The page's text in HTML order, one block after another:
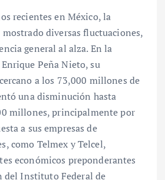
recientes en México, la
diversas fluctuaciones,
general al alza. En la
Peña Nieto, su
a los 73,000 millones de
una disminución hasta
millones, principalmente por
a sus empresas de
como Telmex y Telcel,
económicos preponderantes
del Instituto Federal de